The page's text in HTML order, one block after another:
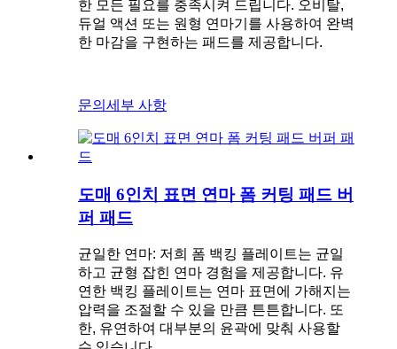
한 모든 필요를 충족시켜 드립니다. 오비탈,
듀얼 액션 또는 원형 연마기를 사용하여 완벽
한 마감을 구현하는 패드를 제공합니다.
문의 세부 사항
도매 6인치 표면 연마 폼 커팅 패드 버
퍼 패드
균일한 연마: 저희 폼 백킹 플레이트는 균일
하고 균형 잡힌 연마 경험을 제공합니다. 유
연한 백킹 플레이트는 연마 표면에 가해지는
압력을 조절할 수 있을 만큼 튼튼합니다. 또
한, 유연하여 대부분의 윤곽에 맞춰 사용할